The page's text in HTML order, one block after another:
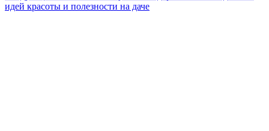
идей красоты и полезности на даче